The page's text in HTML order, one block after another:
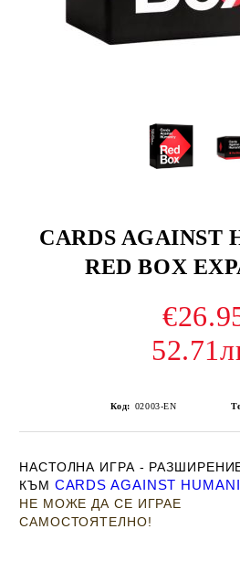
CARDS AGAINST
RED BOX
Код: 02003-EN
НАСТОЛНА ИГРА -
КЪМ CARDS AGAINST
НЕ МОЖЕ ДА СЕ ИГРАЕ
САМОСТОЯТЕЛНО!